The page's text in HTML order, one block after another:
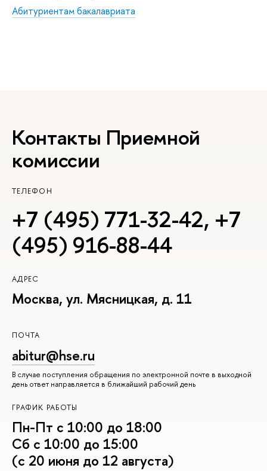
Абитуриентам бакалавриата
Контакты Приемной
комиссии
ТЕЛЕФОН
+7 (495) 771-32-42, +7
(495) 916-88-44
АДРЕС
Москва, ул. Мясницкая, д. 11
ПОЧТА
abitur@hse.ru
В случае поступления обращения по электронной почте в выходной
день ответ направляется в ближайший рабочий день
ГРАФИК РАБОТЫ
Пн-Пт с 10:00 до 18:00
Сб с 10:00 до 15:00
(с 20 июня до 12 августа)